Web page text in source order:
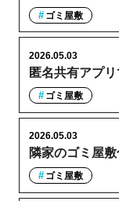
ゴミ屋敷
匿名共有アプ
2026.05.03
ゴミ屋敷
隣家のゴミ屋
2026.05.03
ゴミ屋敷